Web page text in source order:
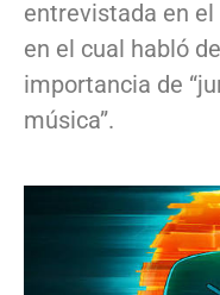
entrevistada en el
en el cual habló
importancia de
música”.